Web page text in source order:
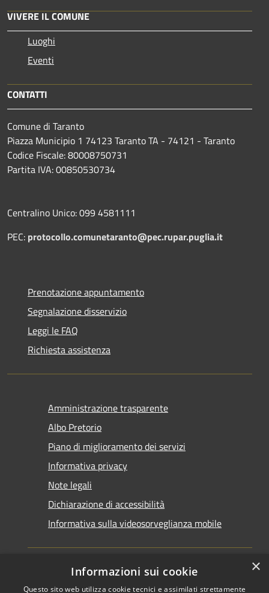
VIVERE IL COMUNE
Luoghi
Eventi
CONTATTI
Comune di Taranto
Piazza Municipio 1 74123 Taranto TA - 74121 - Taranto
Codice Fiscale: 80008750731
Partita IVA: 00850530734
Centralino Unico: 099 4581111
PEC: protocollo.comunetaranto@pec.rupar.puglia.it
Prenotazione appuntamento
Segnalazione disservizio
Leggi le FAQ
Richiesta assistenza
Amministrazione trasparente
Albo Pretorio
Piano di miglioramento dei servizi
Informativa privacy
Note legali
Dichiarazione di accessibilità
Informativa sulla videosorveglianza mobile
×
Informazioni sui cookie
Questo sito web utilizza cookie tecnici e assimilati strettamente